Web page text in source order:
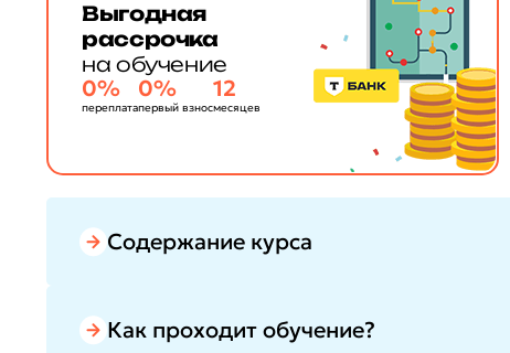
Выгодная
рассрочка
на обучение
0%
переплата
0%
первый взнос
12
месяцев
Содержание курса
Как проходит обучение?